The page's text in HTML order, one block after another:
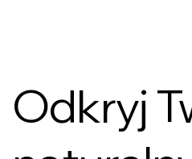
Odkryj